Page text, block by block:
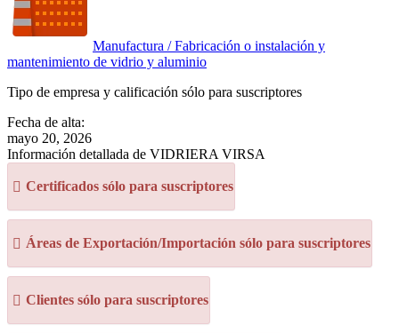
Manufactura / Fabricación o instalación y
mantenimiento de vidrio y aluminio
Tipo de empresa y calificación sólo para suscriptores
Fecha de alta:
mayo 20, 2026
Información detallada de VIDRIERA VIRSA
Certificados sólo para suscriptores
Áreas de Exportación/Importación sólo para suscriptores
Clientes sólo para suscriptores